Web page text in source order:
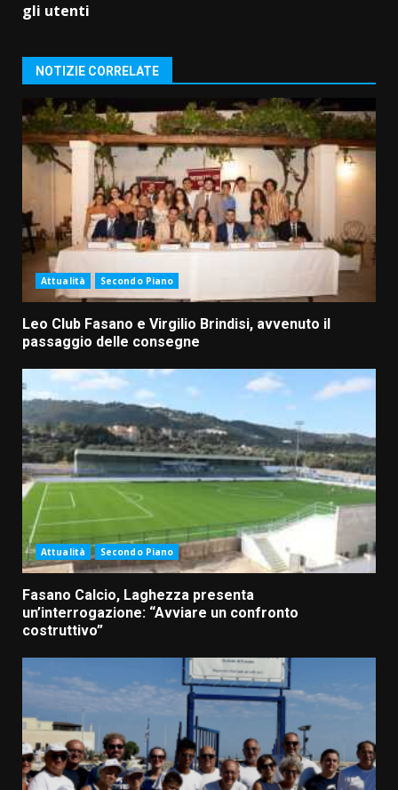
gli utenti
NOTIZIE CORRELATE
Attualità Secondo Piano
Leo Club Fasano e Virgilio Brindisi, avvenuto il
passaggio delle consegne
Attualità Secondo Piano
Fasano Calcio, Laghezza presenta
un’interrogazione: “Avviare un confronto
costruttivo”